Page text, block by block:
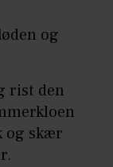
og
rist den
og skær